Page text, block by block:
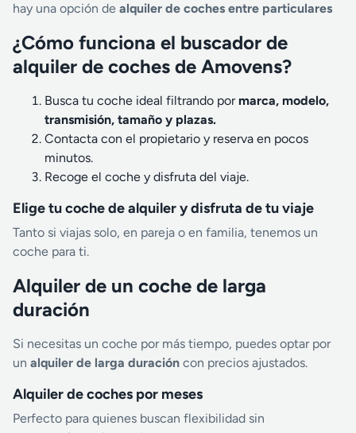
hay una opción de alquiler de coches entre particulares
¿Cómo funciona el buscador de
alquiler de coches de Amovens?
Busca tu coche ideal filtrando por marca, modelo,
transmisión, tamaño y plazas.
Contacta con el propietario y reserva en pocos
minutos.
Recoge el coche y disfruta del viaje.
Elige tu coche de alquiler y disfruta de tu viaje
Tanto si viajas solo, en pareja o en familia, tenemos un
coche para ti.
Alquiler de un coche de larga
duración
Si necesitas un coche por más tiempo, puedes optar por
un alquiler de larga duración con precios ajustados.
Alquiler de coches por meses
Perfecto para quienes buscan flexibilidad sin